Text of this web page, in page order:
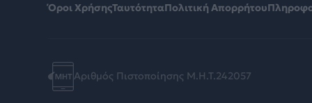
Όροι ΧρήσηςΤαυτότηταΠολιτική Απορρήτου
Αριθμός Πιστοποίησης Μ.Η.Τ.242057